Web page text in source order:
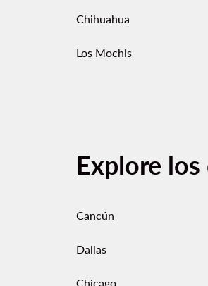
Chihuahua
Los Mochis
Explore
Cancún
Dallas
Chicago